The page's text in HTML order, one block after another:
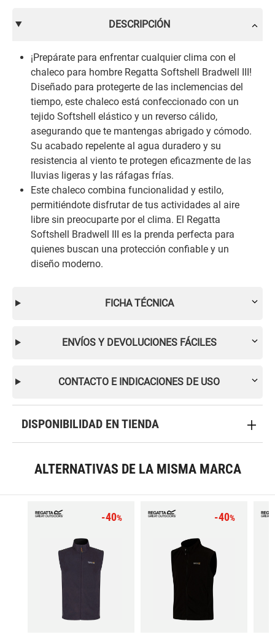
DESCRIPCIÓN
¡Prepárate para enfrentar cualquier clima con el
chaleco para hombre Regatta Softshell Bradwell III!
Diseñado para protegerte de las inclemencias del
tiempo, este chaleco está confeccionado con un
tejido Softshell elástico y un reverso cálido,
asegurando que te mantengas abrigado y cómodo.
Su acabado repelente al agua duradero y su
resistencia al viento te protegen eficazmente de las
lluvias ligeras y las ráfagas frías.
Este chaleco combina funcionalidad y estilo,
permitiéndote disfrutar de tus actividades al aire
libre sin preocuparte por el clima. El Regatta
Softshell Bradwell III es la prenda perfecta para
quienes buscan una protección confiable y un
diseño moderno.
FICHA TÉCNICA
ENVÍOS Y DEVOLUCIONES FÁCILES
CONTACTO E INDICACIONES DE USO
DISPONIBILIDAD EN TIENDA
ALTERNATIVAS DE LA MISMA MARCA
-40% -40%